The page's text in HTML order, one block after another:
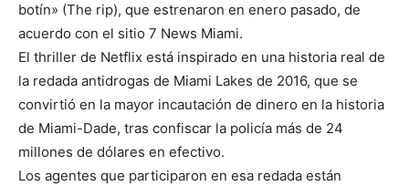
botín» (The rip), que estrenaron en enero pasado, de
acuerdo con el sitio 7 News Miami.
El thriller de Netflix está inspirado en una historia real de
la redada antidrogas de Miami Lakes de 2016, que se
convirtió en la mayor incautación de dinero en la historia
de Miami-Dade, tras confiscar la policía más de 24
millones de dólares en efectivo.
Los agentes que participaron en esa redada están